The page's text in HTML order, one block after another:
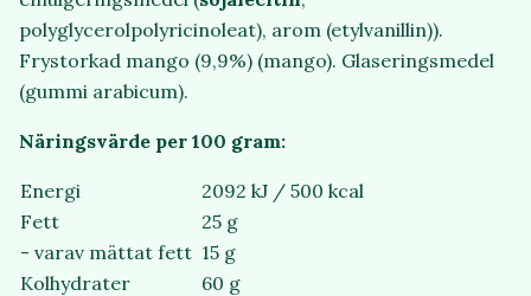
polyglycerolpolyricinoleat), arom (etylvanillin)).
Frystorkad mango (9,9%) (mango). Glaseringsmedel
(gummi arabicum).
Näringsvärde per 100 gram:
Energi
2092 kJ / 500 kcal
Fett
25 g
- varav mättat fett 15 g
Kolhydrater
60 g